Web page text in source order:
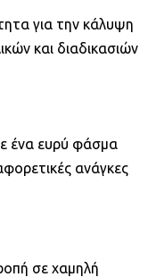
για την κάλυψη
και διαδικασιών
ένα ευρύ φάσμα
ανάγκες
σε χαμηλή